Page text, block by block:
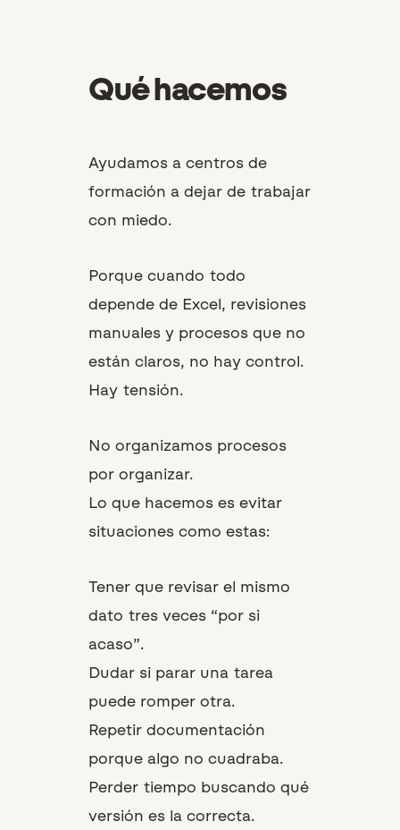
Qué hacemos
Ayudamos a centros de
formación a dejar de trabajar
con miedo.
Porque cuando todo
depende de Excel, revisiones
manuales y procesos que no
están claros, no hay control.
Hay tensión.
No organizamos procesos
por organizar.
Lo que hacemos es evitar
situaciones como estas:
Tener que revisar el mismo
dato tres veces “por si
acaso”.
Dudar si parar una tarea
puede romper otra.
Repetir documentación
porque algo no cuadraba.
Perder tiempo buscando qué
versión es la correcta.